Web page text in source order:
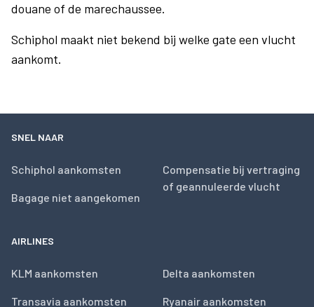
douane of de marechaussee.
Schiphol maakt niet bekend bij welke gate een vlucht
aankomt.
SNEL NAAR
Schiphol aankomsten
Bagage niet aangekomen
Compensatie bij vertraging
of geannuleerde vlucht
AIRLINES
KLM aankomsten
Transavia aankomsten
Delta aankomsten
Ryanair aankomsten